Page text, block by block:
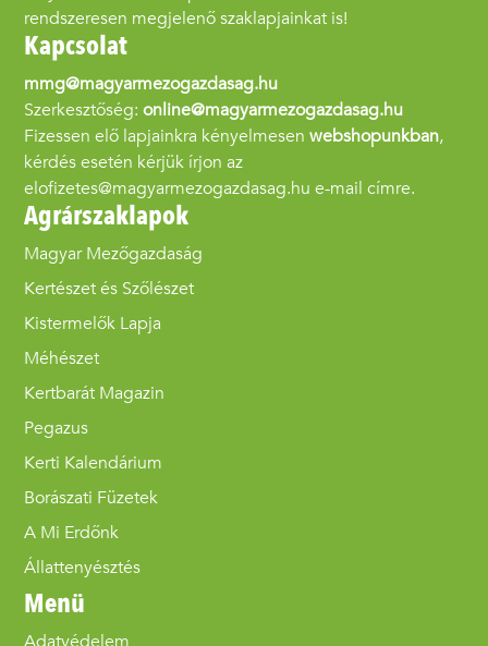
rendszeresen megjelenő szaklapjainkat is!
Kapcsolat
mmg@magyarmezogazdasag.hu
Szerkesztőség:online@magyarmezogazdasag.hu
Fizessen elő lapjainkra kényelmesenwebshopunkban,
kérdés esetén kérjük írjon az
elofizetes@magyarmezogazdasag.hu e-mail címre.
Agrárszaklapok
Magyar Mezőgazdaság
Kertészet és Szőlészet
Kistermelők Lapja
Méhészet
Kertbarát Magazin
Pegazus
Kerti Kalendárium
Borászati Füzetek
A Mi Erdőnk
Állattenyésztés
Menü
Adatvédelem